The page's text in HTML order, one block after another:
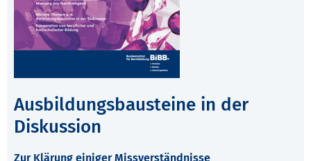
Ausbildungsbausteine in der
Diskussion
Zur Klärung einiger Missverständnisse